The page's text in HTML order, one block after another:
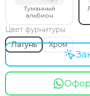
Leoking
Lollycottons
Maier
Mayoral
Maxi-Cosi
Medela
Туманный
альбион
Цвет фурнитуры
Латунь
Хром